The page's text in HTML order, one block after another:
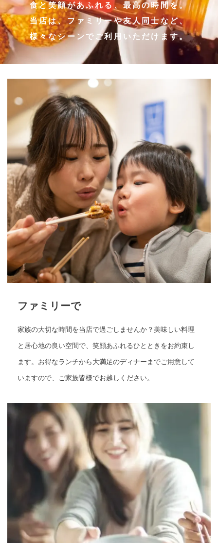
食と笑顔があふれる、最高の時間を。
当店は、ファミリーや友人同士など、
様々なシーンでご利用いただけます。
ファミリーで
家族の大切な時間を当店で過ごしませんか？美味しい料理
と居心地の良い空間で、笑顔あふれるひとときをお約束し
ます。お得なランチから大満足のディナーまでご用意して
いますので、ご家族皆様でお越しください。